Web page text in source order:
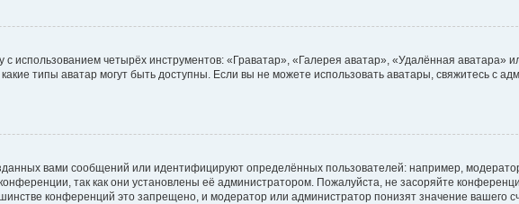
использованием четырёх инструментов: «Граватар», «Галерея аватар», «Удалённая аватара»
типы аватар могут быть доступны. Если вы не можете использовать аватары, свяжитесь с
вами сообщений или идентифицируют определённых пользователей: например,
так как они установлены её администратором. Пожалуйста, не засоряйте
конференций это запрещено, и модератор или администратор понизят значение вашего